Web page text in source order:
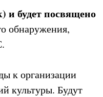
и будет посвящено
обнаружения,
к организации
культуры. Будут